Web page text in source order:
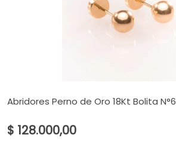
Abridores Perno de Oro 18Kt Bolita N°6
$ 128.000,00